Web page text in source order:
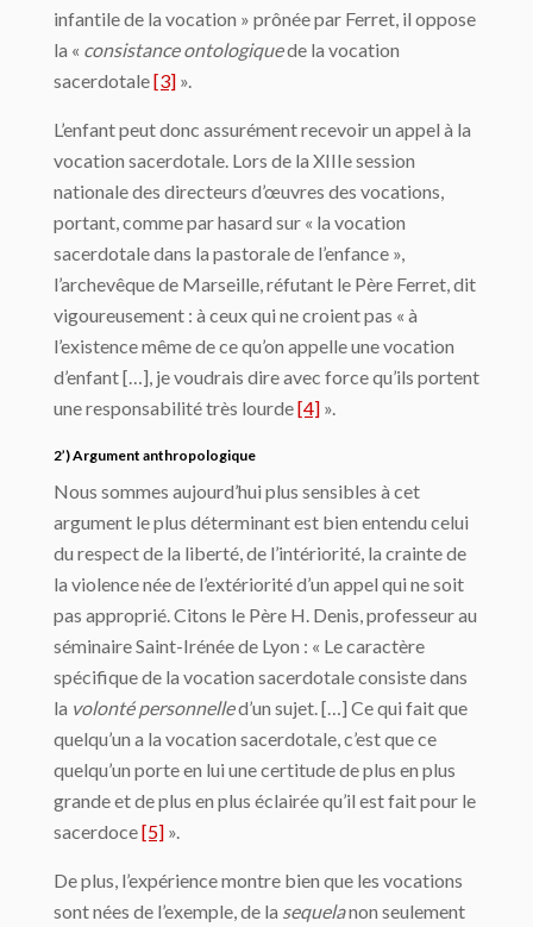
infantile de la vocation » prônée par Ferret, il oppose
la « consistance ontologiquede la vocation
sacerdotale[3] ».
L’enfant peut donc assurément recevoir un appel à la
vocation sacerdotale. Lors de la XIIIe session
nationale des directeurs d’œuvres des vocations,
portant, comme par hasard sur « la vocation
sacerdotale dans la pastorale de l’enfance »,
l’archevêque de Marseille, réfutant le Père Ferret, dit
vigoureusement : à ceux qui ne croient pas « à
l’existence même de ce qu’on appelle une vocation
d’enfant […], je voudrais dire avec force qu’ils portent
une responsabilité très lourde[4] ».
2’) Argument anthropologique
Nous sommes aujourd’hui plus sensibles à cet
argument le plus déterminant est bien entendu celui
du respect de la liberté, de l’intériorité, la crainte de
la violence née de l’extériorité d’un appel qui ne soit
pas approprié. Citons le Père H. Denis, professeur au
séminaire Saint-Irénée de Lyon : « Le caractère
spécifique de la vocation sacerdotale consiste dans
la volonté personnelled’un sujet. […] Ce qui fait que
quelqu’un a la vocation sacerdotale, c’est que ce
quelqu’un porte en lui une certitude de plus en plus
grande et de plus en plus éclairée qu’il est fait pour le
sacerdoce[5] ».
De plus, l’expérience montre bien que les vocations
sont nées de l’exemple, de la sequelanon seulement